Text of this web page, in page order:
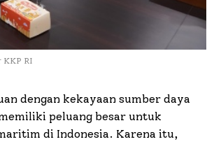
KKP RI
dengan kekayaan sumber daya
peluang besar untuk
di Indonesia. Karena itu,